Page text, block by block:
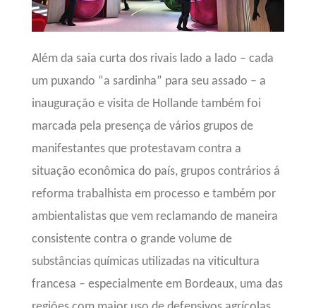
Além da saia curta dos rivais lado a lado – cada
um puxando “a sardinha” para seu assado – a
inauguração e visita de Hollande também foi
marcada pela presença de vários grupos de
manifestantes que protestavam contra a
situação econômica do país, grupos contrários á
reforma trabalhista em processo e também por
ambientalistas que vem reclamando de maneira
consistente contra o grande volume de
substâncias químicas utilizadas na viticultura
francesa – especialmente em Bordeaux, uma das